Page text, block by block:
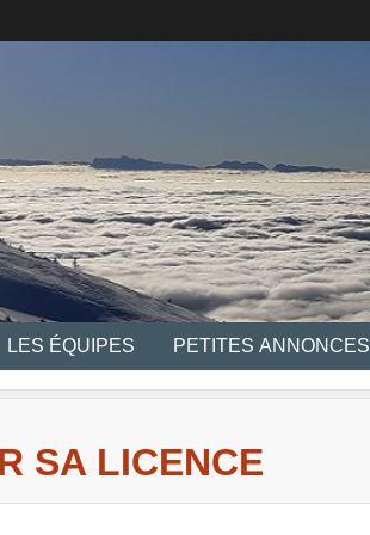
LES ÉQUIPES PETITES ANNONCES
SA LICENCE